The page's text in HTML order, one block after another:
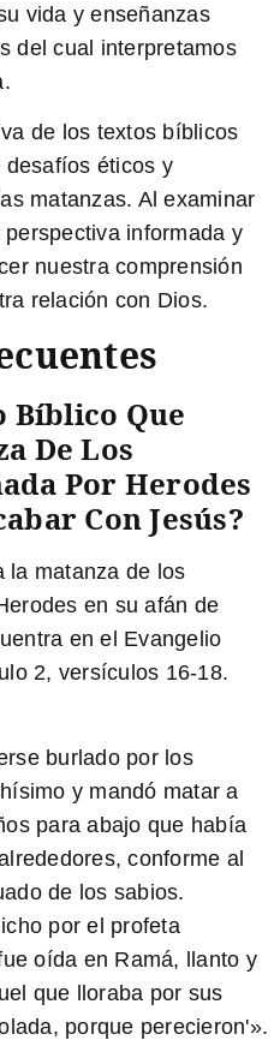
vida y enseñanzas
del cual interpretamos
de los textos bíblicos
desafíos éticos y
matanzas. Al examinar
informada y
nuestra comprensión
relación con Dios.
Bíblico Que
De Los
Por Herodes
Con Jesús?
la matanza de los
en su afán de
en el Evangelio
2, versículos 16-18.
burlado por los
y mandó matar a
para abajo que había
conforme al
de los sabios.
por el profeta
oída en Ramá, llanto y
que lloraba por sus
porque perecieron'».